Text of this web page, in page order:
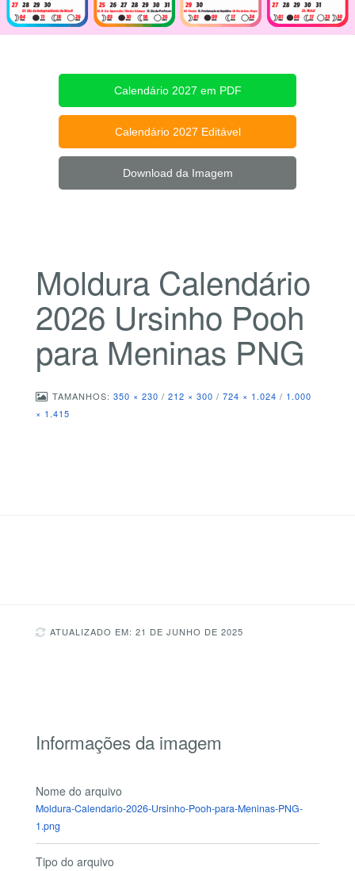
Calendário 2027 em PDF
Calendário 2027 Editável
Download da Imagem
Moldura Calendário
2026 Ursinho Pooh
para Meninas PNG
TAMANHOS: 350 × 230 / 212 × 300 / 724 × 1.024 / 1.000
× 1.415
ATUALIZADO EM: 21 DE JUNHO DE 2025
Informações da imagem
Nome do arquivo
Moldura-Calendario-2026-Ursinho-Pooh-para-Meninas-PNG-
1.png
Tipo do arquivo